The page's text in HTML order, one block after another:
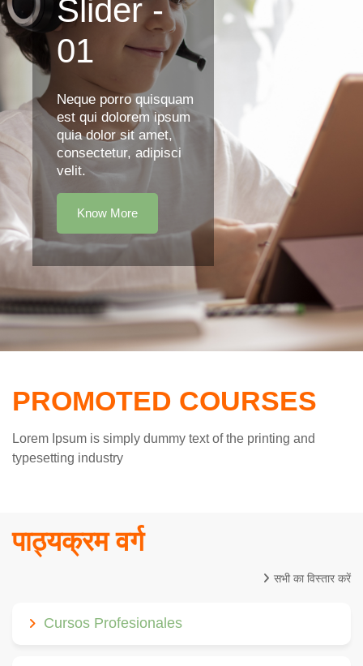
Slider -
01
Neque porro quisquam
est qui dolorem ipsum
quia dolor sit amet,
consectetur, adipisci
velit.
Know More
PROMOTED COURSES
Lorem Ipsum is simply dummy text of the printing and
typesetting industry
पाठ्यक्रम वर्ग
सभी का विस्तार करें
Cursos Profesionales